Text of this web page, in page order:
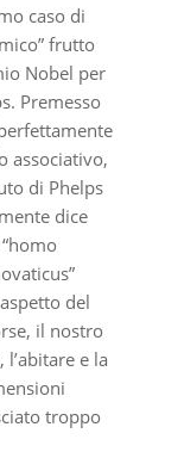
caso di
frutto
Nobel per
Premesso
associativo,
di Phelps
dice
del
il nostro
e la
troppo